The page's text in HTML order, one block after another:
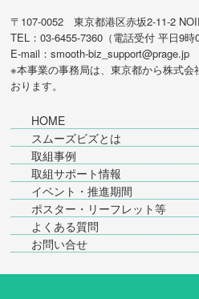
〒107-0052 東京都港区赤坂2-11-2
TEL：03-6455-7360（電話受付 平日9時
E-mail：smooth-biz_support@prage.jp
※本事業の事務局は、東京都から株式会
おります。
HOME
スムーズビズとは
取組事例
取組サポート情報
イベント・推進期間
ポスター・リーフレット等
よくある質問
お問い合せ